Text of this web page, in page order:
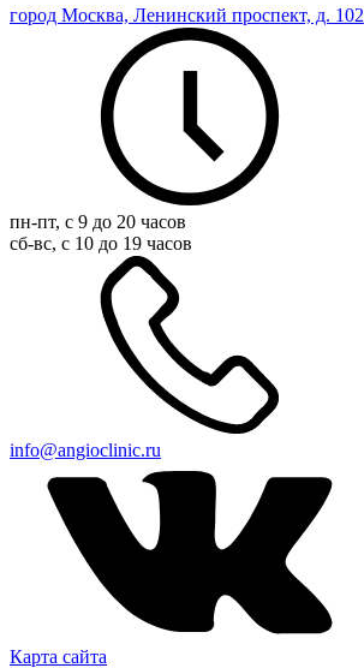
город Москва, Ленинский проспект, д. 102
пн-пт, с 9 до 20 часов
сб-вс, с 10 до 19 часов
info@angioclinic.ru
Карта сайта